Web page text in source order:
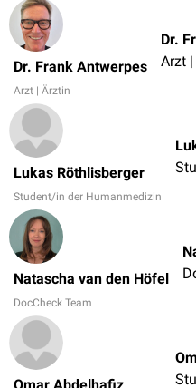
Dr. Frank Antwerpes
Arzt | Ärztin
Dr.
Arzt
Lukas Röthlisberger
Student/in der Humanmedizin
Natascha van den Höfel
DocCheck Team